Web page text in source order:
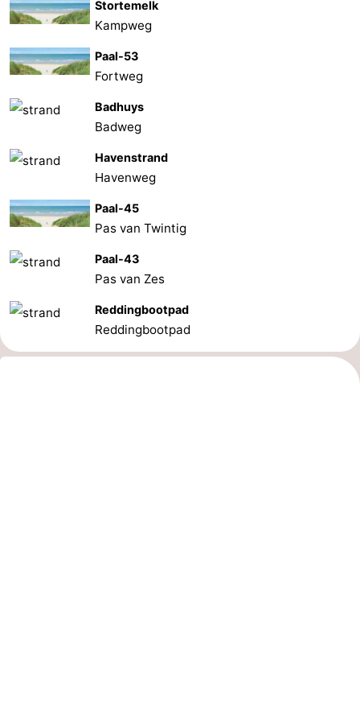
Stortemelk
Kampweg
Paal-53
Fortweg
Badhuys
Badweg
Havenstrand
Havenweg
Paal-45
Pas van Twintig
Paal-43
Pas van Zes
Reddingbootpad
Reddingbootpad